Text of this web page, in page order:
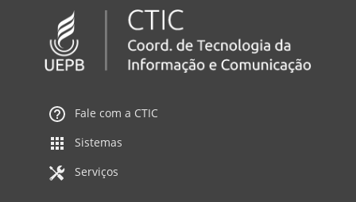
Fale com a CTIC
Sistemas
Serviços